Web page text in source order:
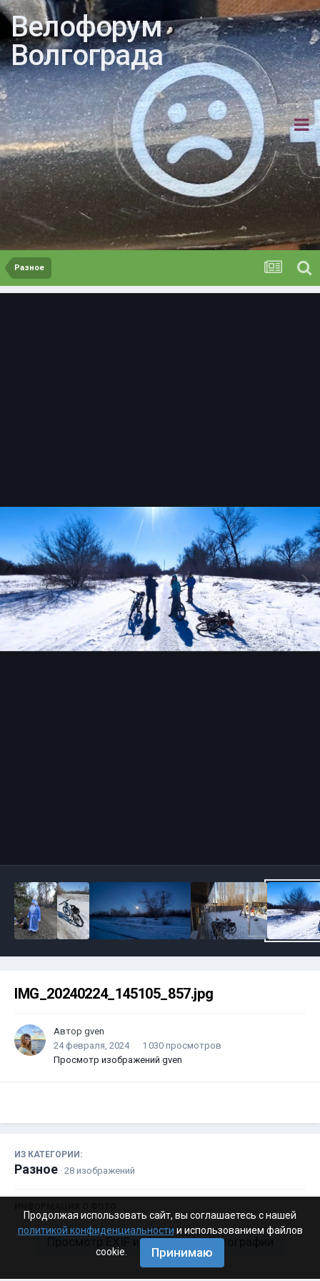
Велофорум
Волгограда
Разное
IMG_20240224_145105_857.jpg
Автор gven
24 февраля, 2024
1 030 просмотров
Просмотр изображений gven
ИЗ КАТЕГОРИИ:
Разное · 28 изображений
Просмотр EXIF информации фотографии
Продолжая использовать сайт, вы соглашаетесь с нашей
политикой конфиденциальности и использованием файлов
cookie.
Принимаю